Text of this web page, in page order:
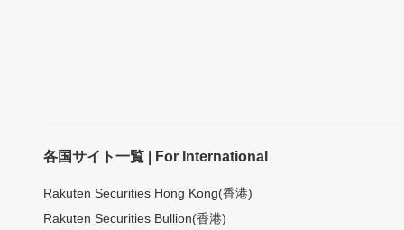
各国サイト一覧 | For International
Rakuten Securities Hong Kong(香港)
Rakuten Securities Bullion(香港)